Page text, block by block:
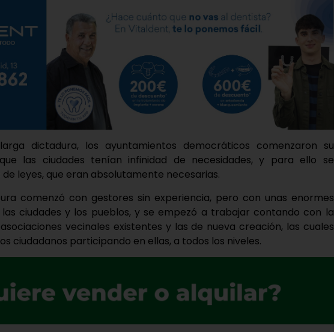
dictadura, los ayuntamientos democráticos comenzaron su
las ciudades tenían infinidad de necesidades, y para ello se
de leyes, que eran absolutamente necesarias.
comenzó con gestores sin experiencia, pero con unas enormes
ciudades y los pueblos, y se empezó a trabajar contando con la
vecinales existentes y las de nueva creación, las cuales
ciudadanos participando en ellas, a todos los niveles.